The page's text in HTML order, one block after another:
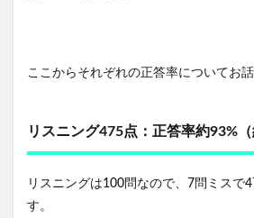
ここからそれぞれの正答率についてお話
リスニング475点：正答率約93%（
リスニングは100問なので、7問ミスで
す。